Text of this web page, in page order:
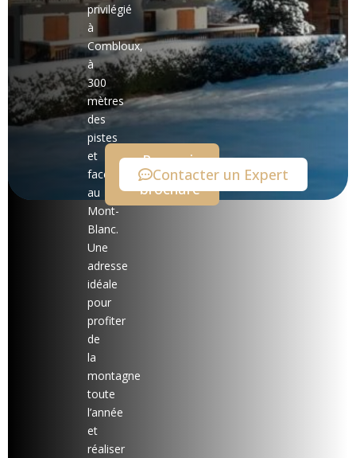
privilégié
à
Combloux,
à
300
mètres
des
pistes
et
face
au
Mont-
Blanc.
Une
adresse
idéale
pour
profiter
de
la
montagne
toute
l’année
et
réaliser
Recevoir
la
brochure
Contacter un Expert